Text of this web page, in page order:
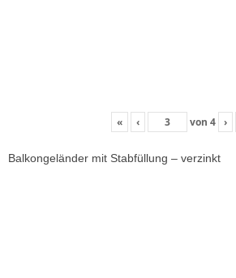
« ‹ von 4 ›
Balkongeländer mit Stabfüllung – verzinkt